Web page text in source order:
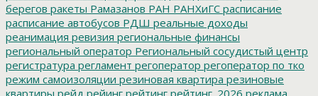
берегов ракеты Рамазанов РАН РАНХиГС расписание
расписание автобусов РДШ реальные доходы
реанимация ревизия региональные финансы
региональный оператор Региональный сосудистый центр
регистратура регламент регоператор регоператор по тко
режим самоизоляции резиновая квартира резиновые
квартиры рейд рейинг рейтинг рейтинг_2026 реклама